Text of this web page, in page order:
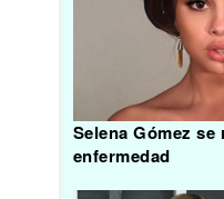
Selena Gómez
enfermedad